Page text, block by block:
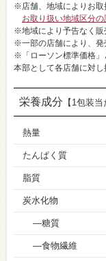
※店舗、地域によりお取
お取り扱い地域区分の
※地域により予告なく販
※一部の店舗により、発
※「ローソン標準価格」
本部として各店舗に対し
栄養成分 【1包装当
熱量
たんぱく質
脂質
炭水化物
糖質
食物繊維